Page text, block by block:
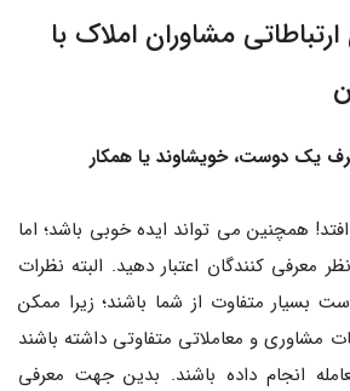
مشاوران املاک با
یک دوست، خویشاوند یا همکار
همچنین می‌ تواند ایده خوبی باشد؛ اما
معرفی‌ کنندگان اعتبار دهید. البته نظرات
بسیار متفاوت از شما باشند؛ زیرا ممکن
مشاوری و معاملاتی متفاوتی داشته باشند
انجام داده باشند. بدین جهت معرفی